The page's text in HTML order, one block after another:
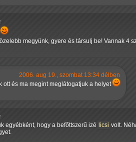
megyünk, gyere és társulj be! Vannak 4
2006. aug 19., szombat 13:34 délben
ott és ma megint meglátogatjuk a helyet
egyébként, hogy a befőttszerű izé licsi volt.